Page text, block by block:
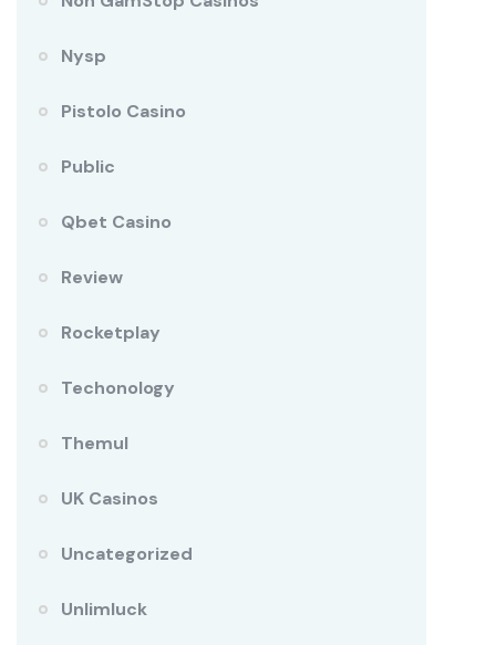
Nysp
Pistolo Casino
Public
Qbet Casino
Review
Rocketplay
Techonology
Themul
UK Casinos
Uncategorized
Unlimluck